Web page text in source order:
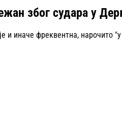
због судара у
и иначе фреквентна, нарочито